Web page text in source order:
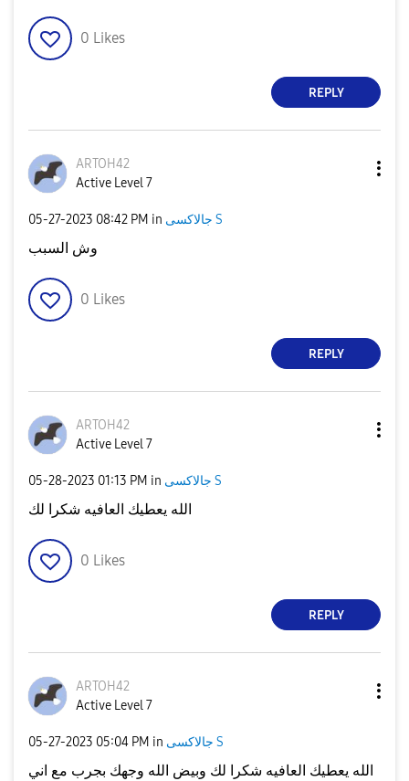
0 Likes
REPLY
ARTOH42
Active Level 7
‎05-27-2023 08:42 PM in جالاكسى S
وش السبب
0 Likes
REPLY
ARTOH42
Active Level 7
‎05-28-2023 01:13 PM in جالاكسى S
الله يعطيك العافيه شكرا لك
0 Likes
REPLY
ARTOH42
Active Level 7
‎05-27-2023 05:04 PM in جالاكسى S
الله يعطيك العافيه شكرا لك وبيض الله وجهك بجرب مع اني